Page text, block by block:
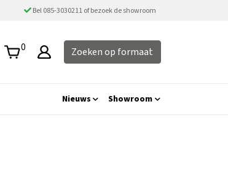
Bel 085-3030211 of bezoek de showroom
0 Zoeken op formaat
Nieuws Showroom